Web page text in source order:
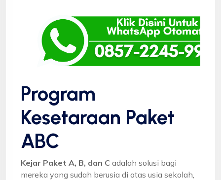
Program
Kesetaraan Paket
ABC
Kejar Paket A, B, dan C adalah solusi bagi
mereka yang sudah berusia di atas usia sekolah,